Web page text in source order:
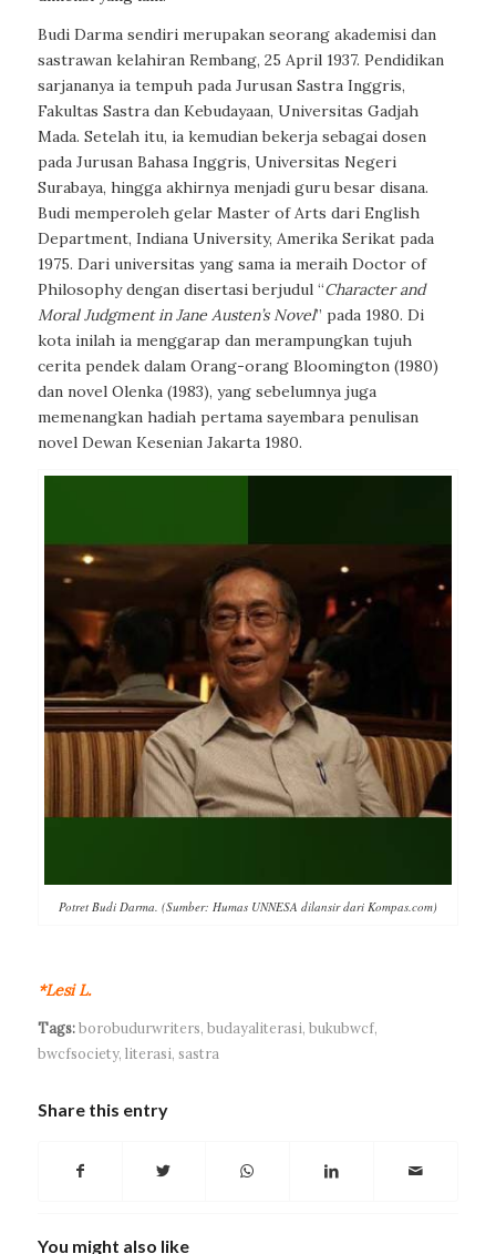
Budi Darma sendiri merupakan seorang akademisi dan
sastrawan kelahiran Rembang, 25 April 1937. Pendidikan
sarjananya ia tempuh pada Jurusan Sastra Inggris,
Fakultas Sastra dan Kebudayaan, Universitas Gadjah
Mada. Setelah itu, ia kemudian bekerja sebagai dosen
pada Jurusan Bahasa Inggris, Universitas Negeri
Surabaya, hingga akhirnya menjadi guru besar disana.
Budi memperoleh gelar Master of Arts dari English
Department, Indiana University, Amerika Serikat pada
1975. Dari universitas yang sama ia meraih Doctor of
Philosophy dengan disertasi berjudul “Character and
Moral Judgment in Jane Austen’s Novel” pada 1980. Di
kota inilah ia menggarap dan merampungkan tujuh
cerita pendek dalam Orang-orang Bloomington (1980)
dan novel Olenka (1983), yang sebelumnya juga
memenangkan hadiah pertama sayembara penulisan
novel Dewan Kesenian Jakarta 1980.
Potret Budi Darma. (Sumber: Humas UNNESA dilansir dari Kompas.com)
*Lesi L.
Tags: borobudurwriters, budayaliterasi, bukubwcf,
bwcfsociety, literasi, sastra
Share this entry
You might also like